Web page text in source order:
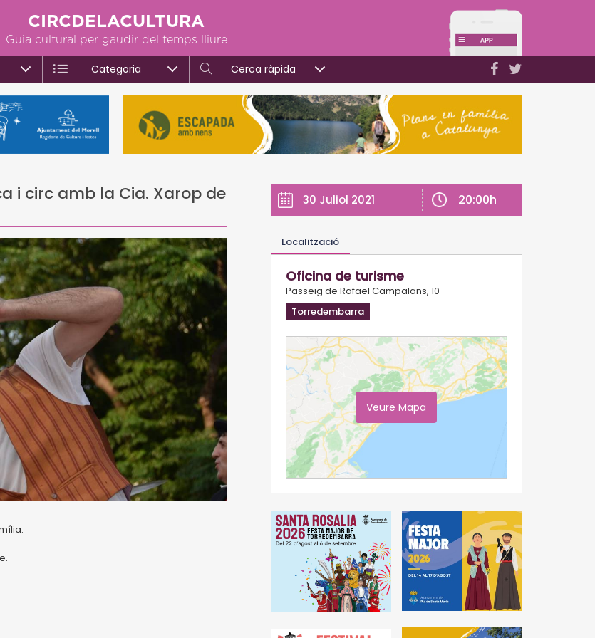
CIRCDELACULTURA
Guia cultural per gaudir del temps lliure
Categoria Cerca ràpida
i circ amb la Cia. Xarop de
30 Juliol 2021 20:00h
Localització
Oficina de turisme
Passeig de Rafael Campalans, 10
Torredembarra
Veure Mapa